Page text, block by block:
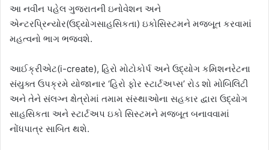
આ નવીન પહેલ ગુજરાતની ઇનોવેશન અને
એન્ટરપ્રિન્યોર(ઉદ્યોગસાહસિકતા) ઇકોસિસ્ટમને મજબૂત કરવામાં
મહત્વનો ભાગ ભજવશે.
આઈક્રીએટ(i-create), હિરો મોટોકોર્પ અને ઉદ્યોગ કમિશનરેટના
સંયુક્ત ઉપક્રમે યોજાનાર ‘હિરો ફોર સ્ટાર્ટઅપ્સ’ રોડ શો મોબિલિટી
અને તેને સંલગ્ન ક્ષેત્રોમાં તમામ સંસ્થાઓના સહકાર દ્વારા ઉદ્યોગ
સાહસિકતા અને સ્ટાર્ટઅપ ઇકો સિસ્ટમને મજબૂત બનાવવામાં
નોંધપાત્ર સાબિત થશે.